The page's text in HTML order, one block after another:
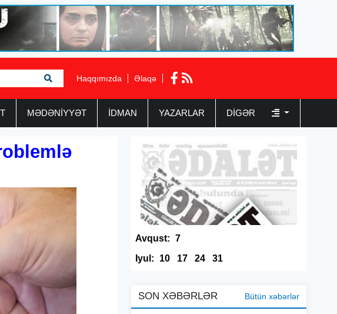
Haqqımızda Əlaqə
MƏDƏNİYYƏT İDMAN YAZARLAR DIGƏR
Avqust: 7
Iyul:
10 17 24 31
SON XƏBƏRLƏR Bütün xəbərlər